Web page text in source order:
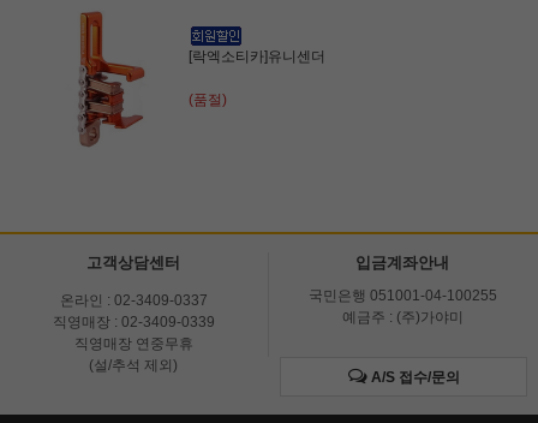
[락엑소티카]유니센더
(품절)
고객상담센터
온라인 : 02-3409-0337
직영매장 : 02-3409-0339
직영매장 연중무휴
(설/추석 제외)
입금계좌안내
국민은행 051001-04-100255
예금주 : (주)가야미
A/S 접수/문의